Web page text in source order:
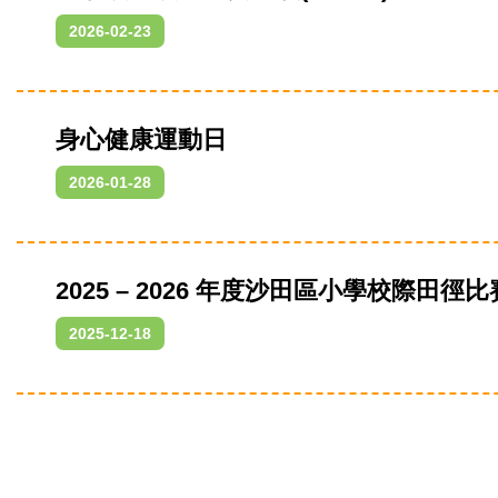
2026-02-23
身心健康運動日
2026-01-28
2025 – 2026 年度沙田區小學校際田徑比
2025-12-18